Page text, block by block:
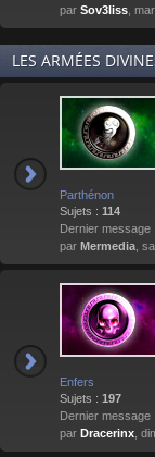
par Sov3liss ,
LES ARMÉES
Parthénon
Sujets : 114
Dernier message :
par Mermedia ,
Enfers
Sujets : 197
Dernier message :
par Dracerinx ,